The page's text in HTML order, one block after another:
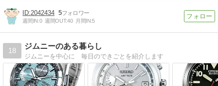
2042434 5
週間IN:0 週間OUT:40 月間IN:5
18
ジムニーのある暮らし
ジムニーを中心に 毎日のできごとを紹介します